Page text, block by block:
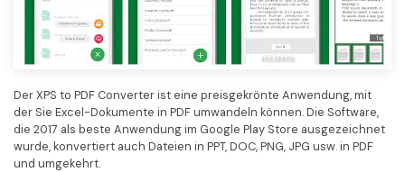
Der XPS to PDF Converter ist eine preisgekrönte Anwendung, mit
der Sie Excel-Dokumente in PDF umwandeln können. Die Software,
die 2017 als beste Anwendung im Google Play Store ausgezeichnet
wurde, konvertiert auch Dateien in PPT, DOC, PNG, JPG usw. in PDF
und umgekehrt.